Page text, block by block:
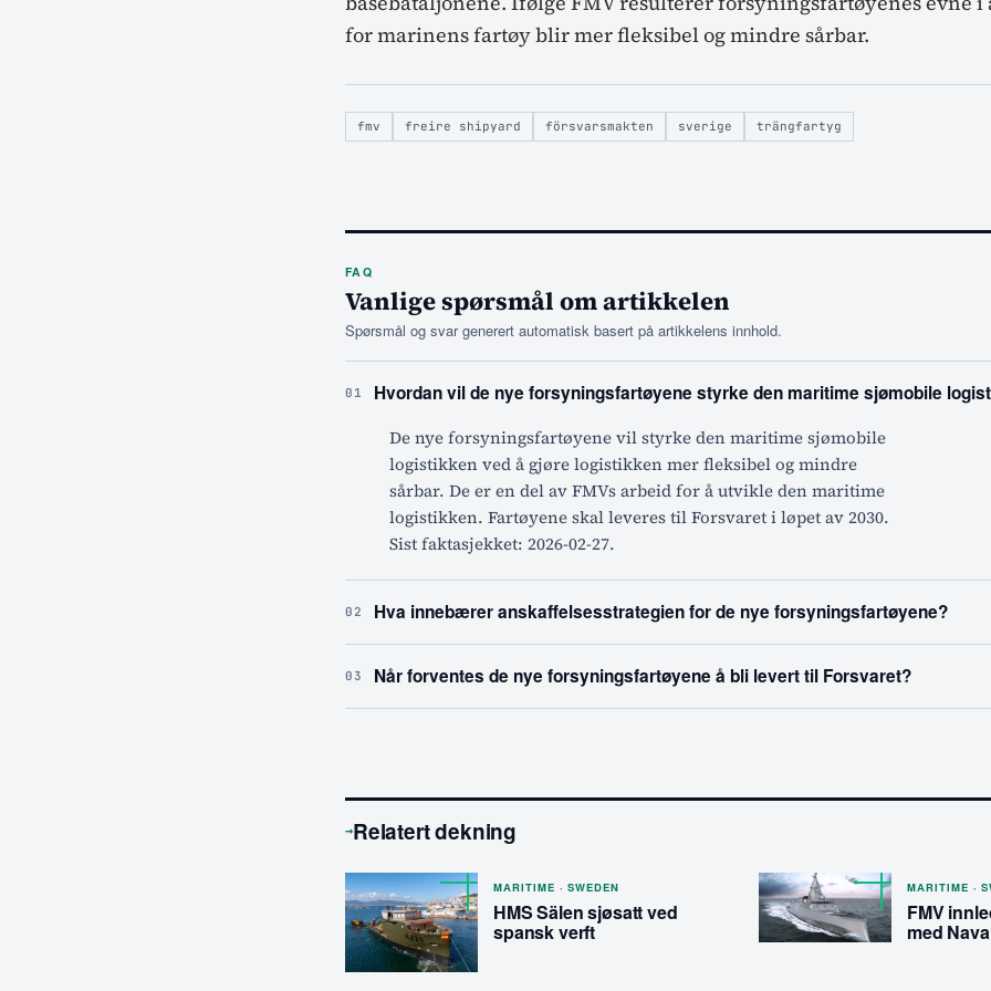
for marinens fartøy blir mer fleksibel og mindre sårbar.
fmv freire shipyard försvarsmakten sverige trängfartyg
FAQ
Vanlige spørsmål om artikkelen
Spørsmål og svar generert automatisk basert på artikkelens innhold.
01 Hvordan vil de nye forsyningsfartøyene styrke den maritime sjømobile
De nye forsyningsfartøyene vil styrke den maritime sjømobile
logistikken ved å gjøre logistikken mer fleksibel og mindre
sårbar. De er en del av FMVs arbeid for å utvikle den maritime
logistikken. Fartøyene skal leveres til Forsvaret i løpet av 2030.
Sist faktasjekket: 2026-02-27.
02 Hva innebærer anskaffelsesstrategien for de nye forsyningsfartøyene?
03 Når forventes de nye forsyningsfartøyene å bli levert til Forsvaret?
→Relatert dekning
MARITIME · SWEDEN
HMS Sälen sjøsatt ved
spansk verft
MARITIME ·
FMV
med